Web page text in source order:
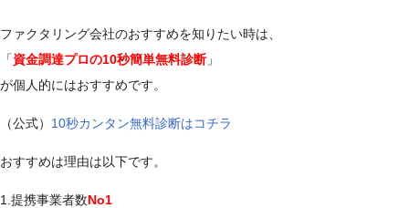
ファクタリング会社のおすすめを知りたい時は、
「資金調達プロの10秒簡単無料診断 」
が個人的にはおすすめです。
（公式） 10秒カンタン無料診断はコチラ
おすすめは理由は以下です。
1.提携事業者数No1